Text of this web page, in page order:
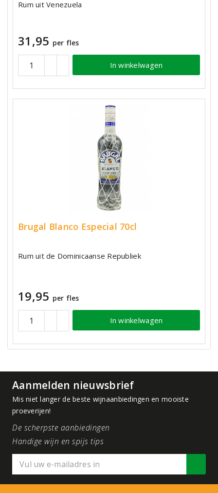
Rum uit Venezuela
31,95 per fles
In winkelwagen
Brugal Blanco Especial 70cl
Rum uit de Dominicaanse Republiek
19,95 per fles
In winkelwagen
Aanmelden nieuwsbrief
Mis niet langer de beste wijnaanbiedingen en mooiste
proeverijen!
De scherpste aanbiedingen
Handige wijn en spijs tips